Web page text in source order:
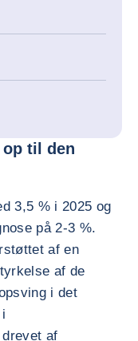
til den
3,5 % i 2025 og
på 2-3 %.
af en
af de
i det
af